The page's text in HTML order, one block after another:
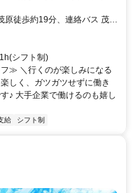
ど接客バイトの経験も活かせ
ス！
徒歩約19分、連絡バス 茂原
茂原駅 徒歩26分
シフト制)
≫ ＼行くのが楽しみになる
しく、ガツガツせずに働き
♪ 大手企業で働けるのも嬉し
給 シフト制